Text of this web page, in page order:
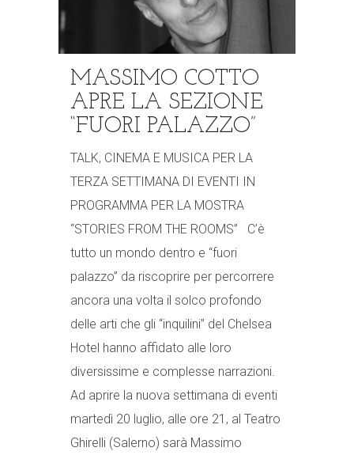
MASSIMO COTTO
APRE LA SEZIONE
“FUORI PALAZZO”
TALK, CINEMA E MUSICA PER LA
TERZA SETTIMANA DI EVENTI IN
PROGRAMMA PER LA MOSTRA
“STORIES FROM THE ROOMS” C’è
tutto un mondo dentro e “fuori
palazzo” da riscoprire per percorrere
ancora una volta il solco profondo
delle arti che gli “inquilini” del Chelsea
Hotel hanno affidato alle loro
diversissime e complesse narrazioni.
Ad aprire la nuova settimana di eventi
martedì 20 luglio, alle ore 21, al Teatro
Ghirelli (Salerno) sarà Massimo